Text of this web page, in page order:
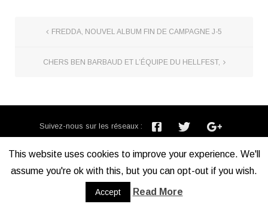
FREDDA, NOUVEL ALBUM FIN DE CAMPAGNE J-5
CHERS BEN BARBAUD ET L’ÉQUIPE DU HELLFEST,
Suivez-nous sur les réseaux :
Mentions légales
This website uses cookies to improve your experience. We'll
assume you're ok with this, but you can opt-out if you wish.
Accept Read More